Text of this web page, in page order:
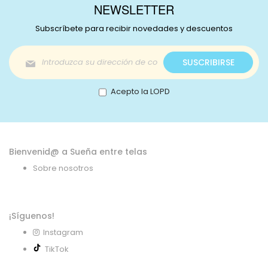
NEWSLETTER
Subscríbete para recibir novedades y descuentos
Inscríbase
a
nuestro
boletín
de
SUSCRIBIRSE
Acepto la LOPD
Bienvenid@ a Sueña entre telas
Sobre nosotros
¡Síguenos!
Instagram
TikTok